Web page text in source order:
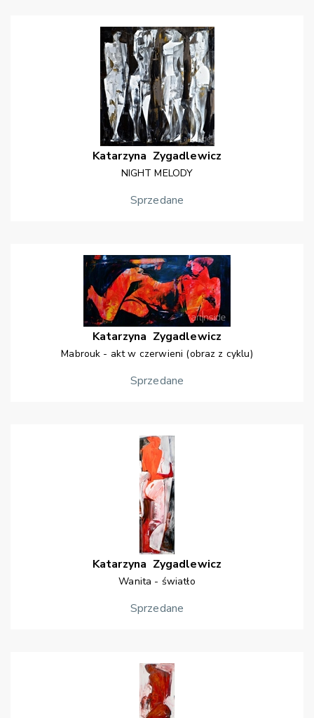
Katarzyna Zygadlewicz
NIGHT MELODY
Sprzedane
Katarzyna Zygadlewicz
Mabrouk - akt w czerwieni (obraz z cyklu)
Sprzedane
Katarzyna Zygadlewicz
Wanita - światło
Sprzedane